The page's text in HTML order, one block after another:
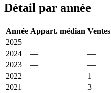
−
Détail par année
Année Appart. médian Ventes
2025
— —
2024
— —
2023
— —
2022
1
2021
3